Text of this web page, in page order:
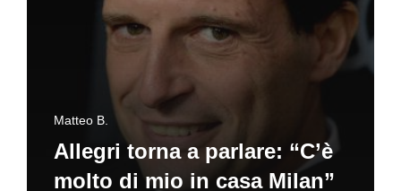
Matteo B.
Allegri torna a parlare: “C’è
molto di mio in casa Milan”